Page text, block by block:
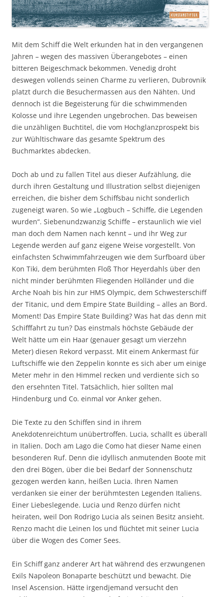
Mit dem Schiff die Welt erkunden hat in den vergangenen
Jahren – wegen des massiven Überangebotes – einen
bitteren Beigeschmack bekommen. Venedig droht
deswegen vollends seinen Charme zu verlieren, Dubrovnik
platzt durch die Besuchermassen aus den Nähten. Und
dennoch ist die Begeisterung für die schwimmenden
Kolosse und ihre Legenden ungebrochen. Das beweisen
die unzähligen Buchtitel, die vom Hochglanzprospekt bis
zur Wühltischware das gesamte Spektrum des
Buchmarktes abdecken.
Doch ab und zu fallen Titel aus dieser Aufzählung, die
durch ihren Gestaltung und Illustration selbst diejenigen
erreichen, die bisher dem Schiffsbau nicht sonderlich
zugeneigt waren. So wie „Logbuch – Schiffe, die Legenden
wurden“. Siebenundzwanzig Schiffe – erstaunlich wie viel
man doch dem Namen nach kennt – und ihr Weg zur
Legende werden auf ganz eigene Weise vorgestellt. Von
einfachsten Schwimmfahrzeugen wie dem Surfboard über
Kon Tiki, dem berühmten Floß Thor Heyerdahls über den
nicht minder berühmten Fliegenden Holländer und die
Arche Noah bis hin zur HMS Olympic, dem Schwesterschiff
der Titanic, und dem Empire State Building – alles an Bord.
Moment! Das Empire State Building? Was hat das denn mit
Schifffahrt zu tun? Das einstmals höchste Gebäude der
Welt hätte um ein Haar (genauer gesagt um vierzehn
Meter) diesen Rekord verpasst. Mit einem Ankermast für
Luftschiffe wie den Zeppelin konnte es sich aber um einige
Meter mehr in den Himmel recken und verdiente sich so
den ersehnten Titel. Tatsächlich, hier sollten mal
Hindenburg und Co. einmal vor Anker gehen.
Die Texte zu den Schiffen sind in ihrem
Anekdotenreichtum unübertroffen. Lucia, schallt es überall
in Italien. Doch am Lago die Como hat dieser Name einen
besonderen Ruf. Denn die idyllisch anmutenden Boote mit
den drei Bögen, über die bei Bedarf der Sonnenschutz
gezogen werden kann, heißen Lucia. Ihren Namen
verdanken sie einer der berühmtesten Legenden Italiens.
Einer Liebeslegende. Lucia und Renzo dürfen nicht
heiraten, weil Don Rodrigo Lucia als seinen Besitz ansieht.
Renzo macht die Leinen los und flüchtet mit seiner Lucia
über die Wogen des Comer Sees.
Ein Schiff ganz anderer Art hat während des erzwungenen
Exils Napoleon Bonaparte beschützt und bewacht. Die
Insel Ascension. Hätte irgendjemand versucht den